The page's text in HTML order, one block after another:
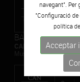
BARCELONA
CAN FRAMIS
Museu de Pintura
navegant". Per
"Configuració
política
Acceptar